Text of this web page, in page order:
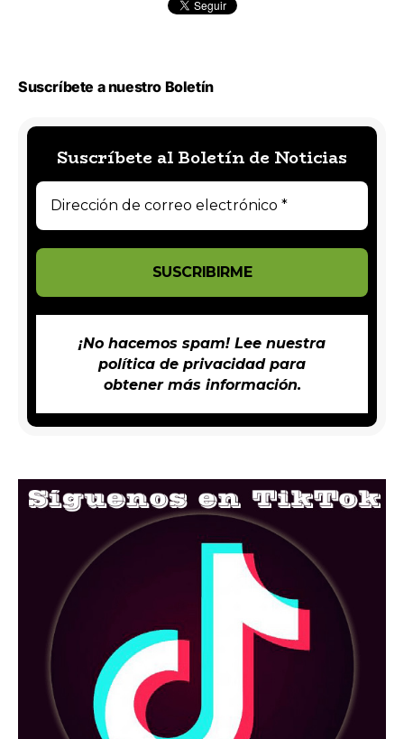
Suscríbete a nuestro Boletín
Suscríbete al Boletín de Noticias
¡No hacemos spam! Lee nuestra
política de privacidadpara
obtener más información.